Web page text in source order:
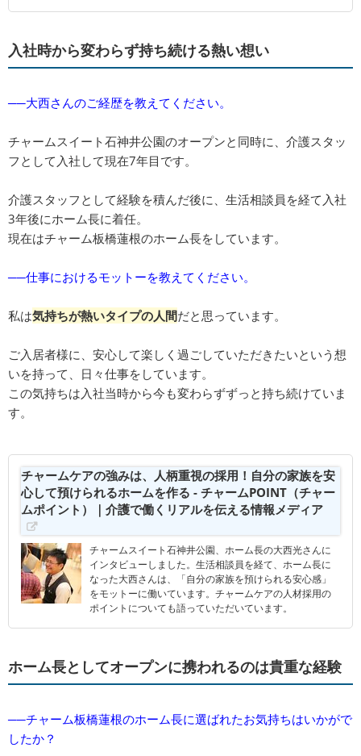
入社時から変わらず持ち続ける熱い想い
──大西さんのご経歴を教えてください。
チャームスイート石神井公園のオープンと同時に、介護スタッ
フとして入社して現在7年目です。
介護スタッフとして経験を積んだ後に、生活相談員を経て入社
3年後にホーム長に着任。
現在はチャーム板橋蓮根のホーム長をしています。
──仕事におけるモットーを教えてください。
私は気持ちが熱いタイプの人間だと思っています。
ご入居者様に、安心して楽しく過ごしていただきたいという想
いを持って、日々仕事をしています。
この気持ちは入社当時から今も変わらずずっと持ち続けていま
す。
チャームケアの強みは、人柄重視の採用！自分の家族を安
心して預けられるホームを作る - チャームPOINT（チャー
ムポイント）｜介護で働くリアルを伝える情報メディア
チャームスイート石神井公園、ホーム長の大西光さんに
インタビューしました。生活相談員を経て、ホーム長に
なった大西さんは、「自分の家族を預けられる安心感」
をモットーに働いています。チャームケアの人材採用の
ポイントについても語っていただいています。
ホーム長としてオープンに携われるのは貴重な経験
──チャーム板橋蓮根のホーム長に選ばれたお気持ちはいかがで
したか？